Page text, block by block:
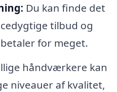
Du kan finde det
tilbud og
for meget.
håndværkere kan
niveauer af kvalitet,